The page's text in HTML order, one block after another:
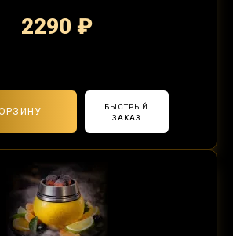
2290 ₽
БЫСТРЫЙ
ЗАКАЗ